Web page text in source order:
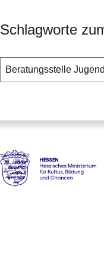
Schlagworte
Beratungsstelle